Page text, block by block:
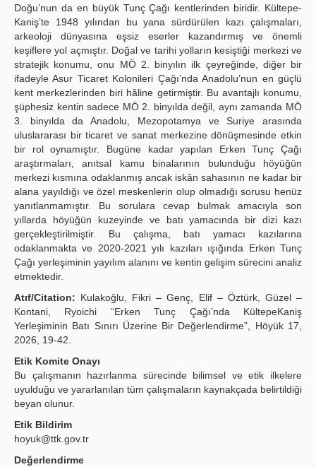
Doğu’nun da en büyük Tunç Çağı kentlerinden biridir. Kültepe-
Kaniş’te 1948 yılından bu yana sürdürülen kazı çalışmaları,
arkeoloji dünyasına eşsiz eserler kazandırmış ve önemli
keşiflere yol açmıştır. Doğal ve tarihi yolların kesiştiği merkezi ve
stratejik konumu, onu MÖ 2. binyılın ilk çeyreğinde, diğer bir
ifadeyle Asur Ticaret Kolonileri Çağı’nda Anadolu’nun en güçlü
kent merkezlerinden biri hâline getirmiştir. Bu avantajlı konumu,
şüphesiz kentin sadece MÖ 2. binyılda değil, aynı zamanda MÖ
3. binyılda da Anadolu, Mezopotamya ve Suriye arasında
uluslararası bir ticaret ve sanat merkezine dönüşmesinde etkin
bir rol oynamıştır. Bugüne kadar yapılan Erken Tunç Çağı
araştırmaları, anıtsal kamu binalarının bulunduğu höyüğün
merkezi kısmına odaklanmış ancak iskân sahasının ne kadar bir
alana yayıldığı ve özel meskenlerin olup olmadığı sorusu henüz
yanıtlanmamıştır. Bu sorulara cevap bulmak amacıyla son
yıllarda höyüğün kuzeyinde ve batı yamacında bir dizi kazı
gerçekleştirilmiştir. Bu çalışma, batı yamacı kazılarına
odaklanmakta ve 2020-2021 yılı kazıları ışığında Erken Tunç
Çağı yerleşiminin yayılım alanını ve kentin gelişim sürecini analiz
etmektedir.
Atıf/Citation: Kulakoğlu, Fikri – Genç, Elif – Öztürk, Güzel –
Kontani, Ryoichi “Erken Tunç Çağı’nda KültepeKaniş
Yerleşiminin Batı Sınırı Üzerine Bir Değerlendirme”, Höyük 17,
2026, 19-42.
Etik Komite Onayı
Bu çalışmanın hazırlanma sürecinde bilimsel ve etik ilkelere
uyulduğu ve yararlanılan tüm çalışmaların kaynakçada belirtildiği
beyan olunur.
Etik Bildirim
hoyuk@ttk.gov.tr
Değerlendirme